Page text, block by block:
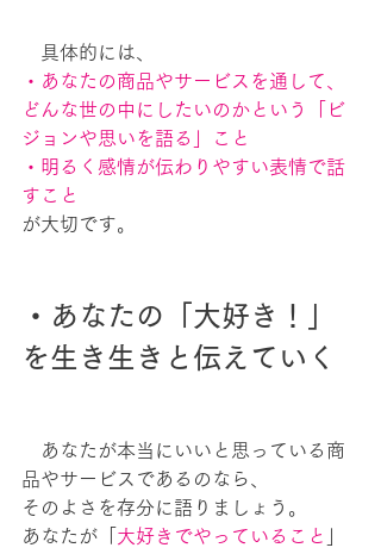
具体的には、
・あなたの商品やサービスを通して、
どんな世の中にしたいのかという「ビ
ジョンや思いを語る」こと
・明るく感情が伝わりやすい表情で話
すこと
が大切です。
・あなたの「大好き！」
を生き生きと伝えていく
あなたが本当にいいと思っている商
品やサービスであるのなら、
そのよさを存分に語りましょう。
あなたが「 大好きでやっていること